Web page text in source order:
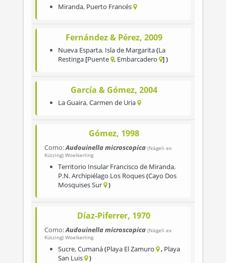
Miranda, Puerto Francés
Fernández & Pérez, 2009
Nueva Esparta, Isla de Margarita La
Restinga Puente Embarcadero
García & Gómez, 2004
La Guaira,Carmen de Uria
Gómez, 1998
Como:Audouinella microscopica (Nägeli ex
Kützing) Woelkerling
Territorio Insular Francisco de Miranda,
P.N. Archipiélago Los Roques Cayo Dos
Mosquises Sur
Díaz-Piferrer, 1970
Como:Audouinella microscopica (Nägeli ex
Kützing) Woelkerling
Sucre,Cumaná Playa El Zamuro
Playa
San Luis